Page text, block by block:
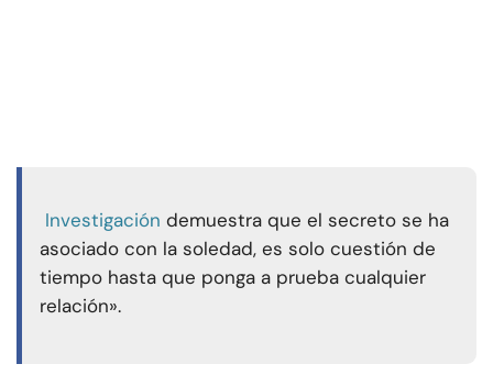
Investigación demuestra que el secreto se ha
asociado con la soledad, es solo cuestión de
tiempo hasta que ponga a prueba cualquier
relación».